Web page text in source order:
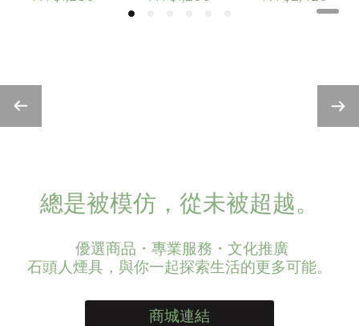
香室研磨器
總是被模仿，從未被超越。
優選商品・專業服務・文化推廣
石頭人煙具，與你一起探索生活的更多可能。
商城連結